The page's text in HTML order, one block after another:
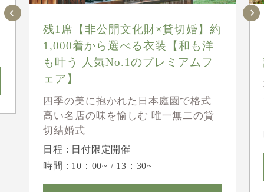
残1席【非公開文化財×貸切婚】約
1,000着から選べる衣装【和も洋
も叶う 人気No.1のプレミアムフ
ェア】
四季の美に抱かれた日本庭園で格式
高い名店の味を愉しむ 唯一無二の貸
切結婚式
日程 : 日付限定開催
時間 : 10：00~ / 13：30~